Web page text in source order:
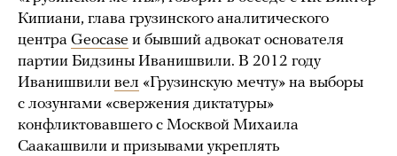
Кипиани, глава грузинского аналитического
центра Geocase и бывший адвокат основателя
партии Бидзины Иванишвили. В 2012 году
Иванишвили вел «Грузинскую мечту» на выборы
с лозунгами «свержения диктатуры»
конфликтовавшего с Москвой Михаила
Саакашвили и призывами укреплять